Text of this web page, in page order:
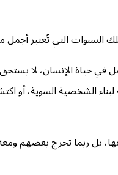
السنوات التي تُعتبر
في حياة الإنسان، لا
الشخصية السوية، أو
بها، بل ربما تخرج